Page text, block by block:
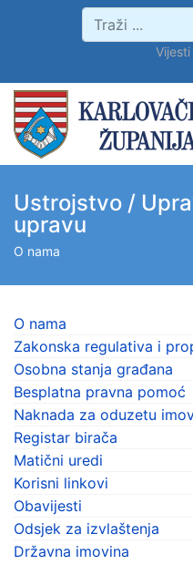
Vijesti
Ustrojstvo /
upravu
O nama
O nama
Zakonska regulativa i
Osobna stanja građana
Besplatna pravna pomoć
Naknada za oduzetu
Registar birača
Matični uredi
Korisni linkovi
Obavijesti
Odsjek za izvlaštenja
Državna imovina